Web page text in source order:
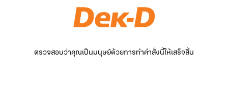
ตรวจสอบว่าคุณเป็นมนุษย์ด้วยการทำคำสั่งนี้ให้เสร็จสิ้น